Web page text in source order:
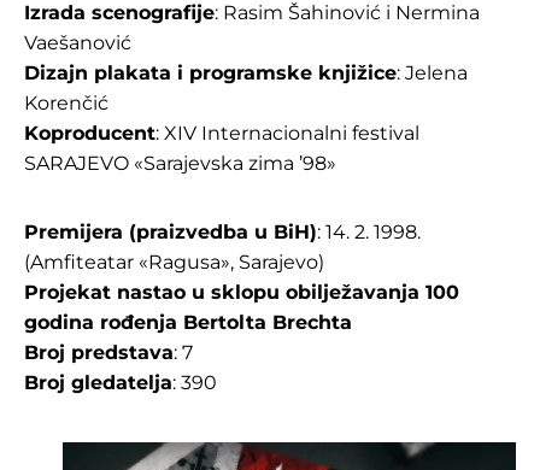
Izrada scenografije: Rasim Šahinović i Nermina
Vaešanović
Dizajn plakata i programske knjižice: Jelena
Korenčić
Koproducent: XIV Internacionalni festival
SARAJEVO «Sarajevska zima ’98»
Premijera (praizvedba u BiH): 14. 2. 1998.
(Amfiteatar «Ragusa», Sarajevo)
Projekat nastao u sklopu obilježavanja 100
godina rođenja Bertolta Brechta
Broj predstava: 7
Broj gledatelja: 390